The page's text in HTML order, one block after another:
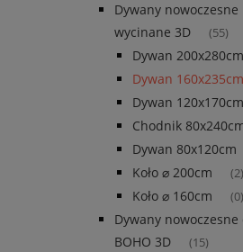
Dywany nowoczesne
wycinane 3D
(55)
Dywan 200x280cm
Dywan 160x235cm
Dywan 120x170cm
Chodnik
Dywan 80x120cm
Koło ⌀ 200cm (2)
Koło ⌀ 160cm (0)
Dywany
BOHO 3D
(15)